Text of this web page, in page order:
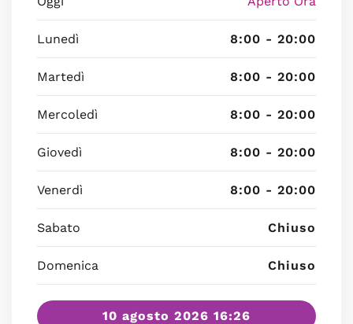
Lunedì 8:00 - 20:00
Martedì 8:00 - 20:00
Mercoledì 8:00 - 20:00
Giovedì 8:00 - 20:00
Venerdì 8:00 - 20:00
Sabato Chiuso
Domenica Chiuso
10 agosto 2026 16:26